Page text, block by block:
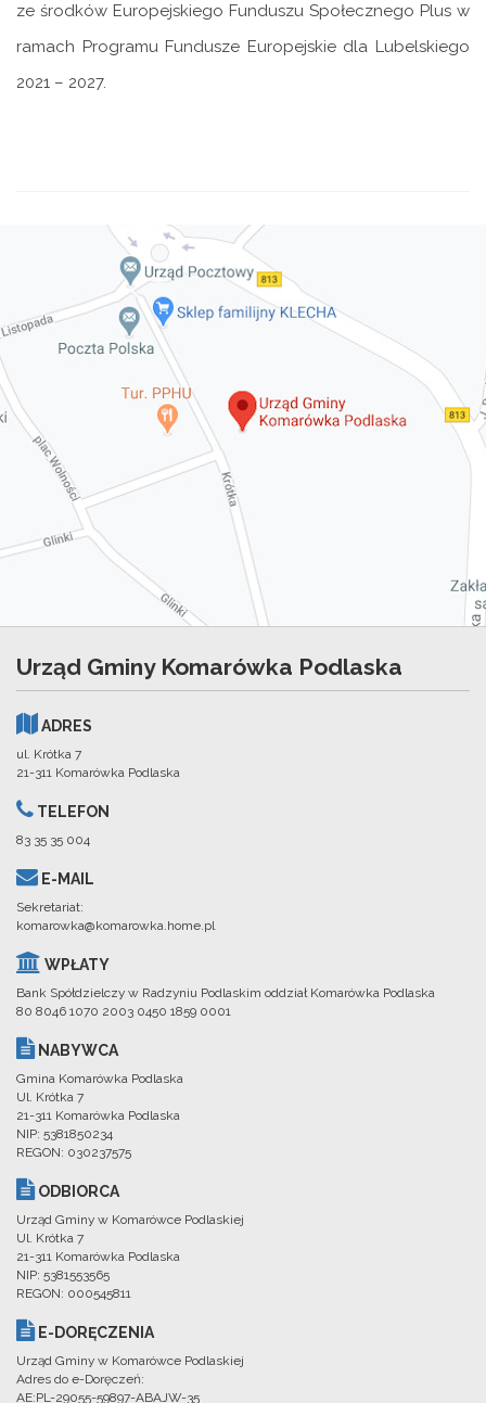
ze środków Europejskiego Funduszu Społecznego Plus w
ramach Programu Fundusze Europejskie dla Lubelskiego
2021 – 2027.
Urząd Gminy Komarówka Podlaska
ADRES
ul. Krótka 7
21-311 Komarówka Podlaska
TELEFON
83 35 35 004
E-MAIL
Sekretariat:
komarowka@komarowka.home.pl
WPŁATY
Bank Spółdzielczy w Radzyniu Podlaskim oddział Komarówka Podlaska
80 8046 1070 2003 0450 1859 0001
NABYWCA
Gmina Komarówka Podlaska
Ul. Krótka 7
21-311 Komarówka Podlaska
NIP: 5381850234
REGON: 030237575
ODBIORCA
Urząd Gminy w Komarówce Podlaskiej
Ul. Krótka 7
21-311 Komarówka Podlaska
NIP: 5381553565
REGON: 000545811
E-DORĘCZENIA
Urząd Gminy w Komarówce Podlaskiej
Adres do e-Doręczeń:
AE:PL-29055-59897-ABAJW-35